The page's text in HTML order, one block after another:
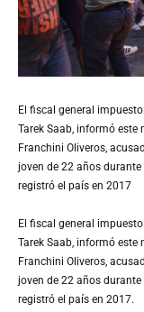
El fiscal general
Tarek Saab, informó este
Franchini Oliveros,
joven de 22 años
registró el país en 2017
El fiscal general
Tarek Saab, informó este
Franchini Oliveros,
joven de 22 años
registró el país en 2017.